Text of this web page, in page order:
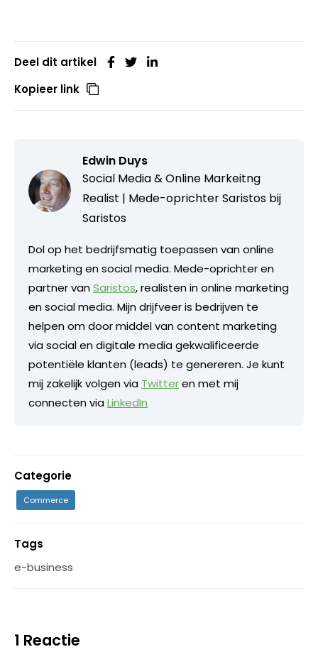
Deel dit artikel
Kopieer link
Edwin Duys
Social Media & Online Markeitng
Realist | Mede-oprichter Saristos bij
Saristos
Dol op het bedrijfsmatig toepassen van online
marketing en social media. Mede-oprichter en
partner vanSaristos, realisten in online marketing
en social media. Mijn drijfveer is bedrijven te
helpen om door middel van content marketing
via social en digitale media gekwalificeerde
potentiële klanten (leads) te genereren. Je kunt
mij zakelijk volgen via Twitteren met mij
connecten viaLinkedIn
Categorie
Commerce
Tags
e-business
1 Reactie